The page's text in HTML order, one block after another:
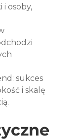
osoby,
sukces
i skalę